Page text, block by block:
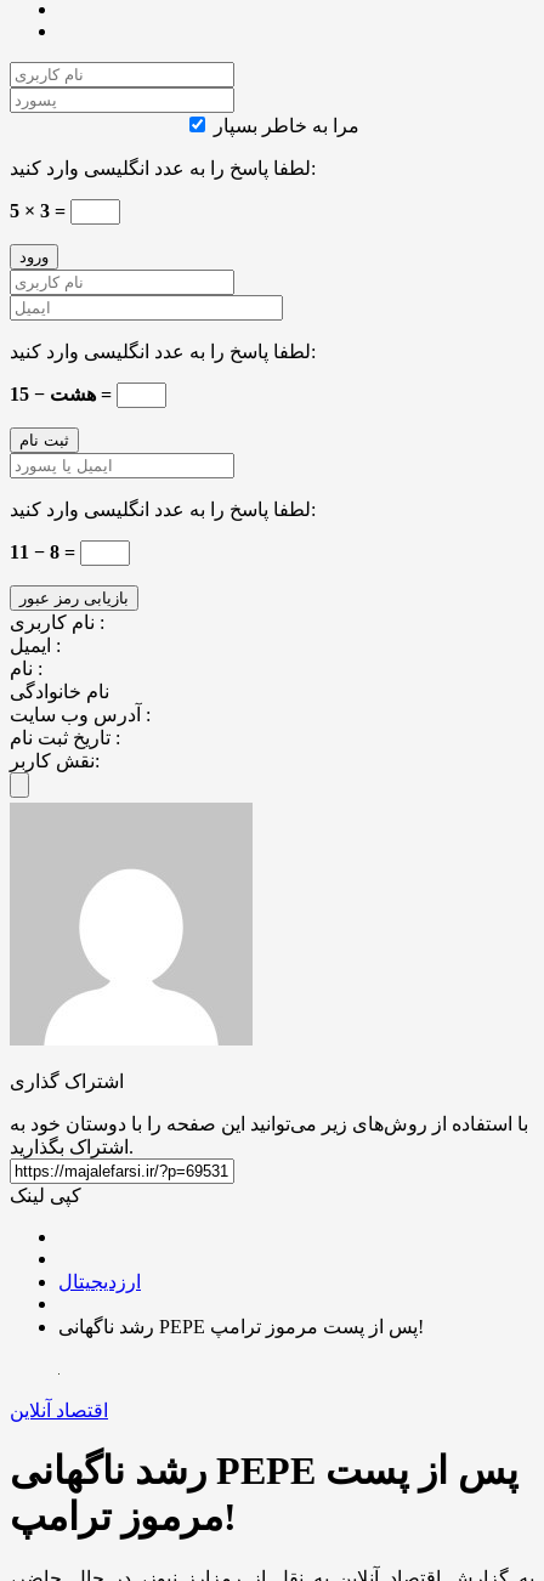
مرا به خاطر بسپار
لطفا پاسخ را به عدد انگلیسی وارد کنید:
5 × 3 =
لطفا پاسخ را به عدد انگلیسی وارد کنید:
15 − هشت =
لطفا پاسخ را به عدد انگلیسی وارد کنید:
11 − 8 =
نام کاربری :
ایمیل :
نام :
نام خانوادگی
آدرس وب سایت :
تاریخ ثبت نام :
نقش کاربر:
اشتراک گذاری
با استفاده از روش‌های زیر می‌توانید این صفحه را با دوستان خود به
اشتراک بگذارید.
کپی لینک
ارزدیجیتال
رشد ناگهانی PEPE پس از پست مرموز ترامپ!
اقتصاد آنلاین
رشد ناگهانی PEPE پس از پست
مرموز ترامپ!